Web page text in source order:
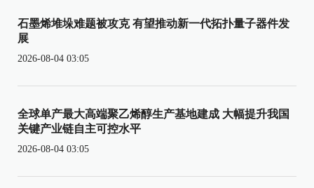
石墨烯堆垛难题被攻克 有望推动新一代拓扑量子器件发
展
2026-08-04 03:05
全球单产最大高端聚乙烯醇生产基地建成 大幅提升我国
关键产业链自主可控水平
2026-08-04 03:05